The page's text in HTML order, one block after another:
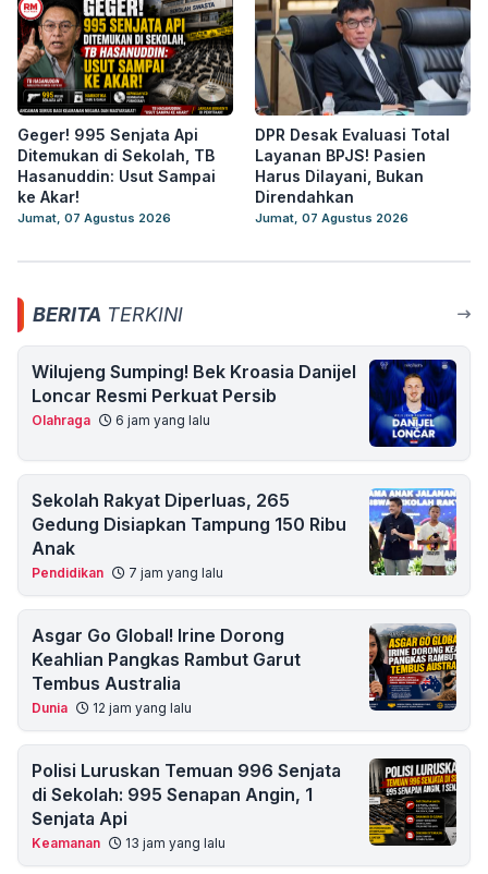
Geger! 995 Senjata Api
Ditemukan di Sekolah, TB
Hasanuddin: Usut Sampai
ke Akar!
Jumat, 07 Agustus 2026
DPR Desak Evaluasi Total
Layanan BPJS! Pasien
Harus Dilayani, Bukan
Direndahkan
Jumat, 07 Agustus 2026
BERITA TERKINI
Wilujeng Sumping! Bek Kroasia Danijel
Loncar Resmi Perkuat Persib
Olahraga 6 jam yang lalu
Sekolah Rakyat Diperluas, 265
Gedung Disiapkan Tampung 150 Ribu
Anak
Pendidikan 7 jam yang lalu
Asgar Go Global! Irine Dorong
Keahlian Pangkas Rambut Garut
Tembus Australia
Dunia 12 jam yang lalu
Polisi Luruskan Temuan 996 Senjata
di Sekolah: 995 Senapan Angin, 1
Senjata Api
Keamanan 13 jam yang lalu